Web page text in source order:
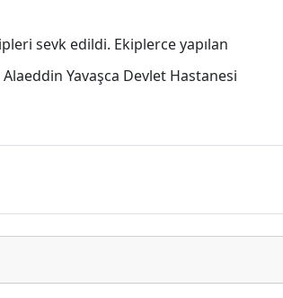
sevk edildi. Ekiplerce yapılan
Yavaşca Devlet Hastanesi